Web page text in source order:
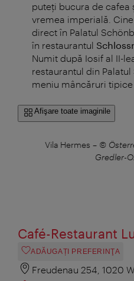
puteți bucura de cafea
vremea imperială.
direct în Palatul
în restaurantul
Numit după Iosif al II-
restaurantul din
meniu mâncăruri tipice
Afişare toate imaginile
Vila Hermes – ©
Gredler-
Café-Restaurant
ADĂUGAȚI PREFERINŢA
Freudenau 254, 1020